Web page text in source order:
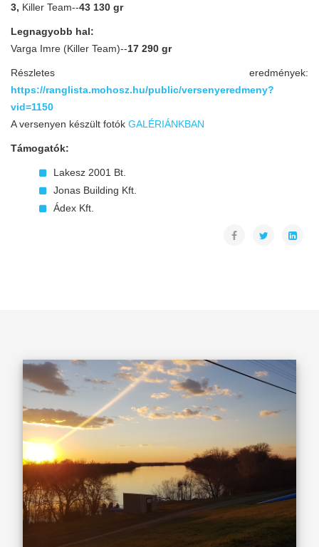
3, Killer Team--43 130 gr
Legnagyobb hal:
Varga Imre (Killer Team)--17 290 gr
Részletes eredmények:
https://ranglista.mohosz.hu/public/versenyeredmeny?
vid=1150
A versenyen készült fotók GALÉRIÁNKBAN
Támogatók:
Lakesz 2001 Bt.
Jonas Building Kft.
Ádex Kft.